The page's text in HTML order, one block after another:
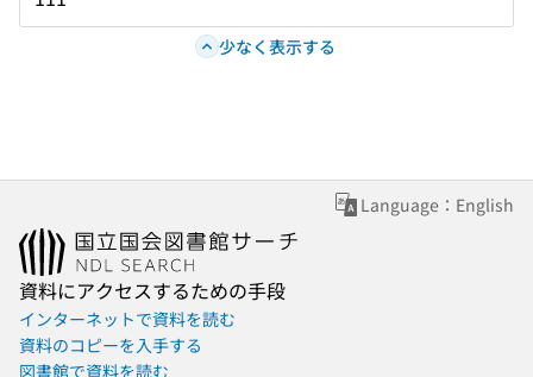
少なく表示する
Language：English
資料にアクセスするための手段
インターネットで資料を読む
資料のコピーを入手する
図書館で資料を読む